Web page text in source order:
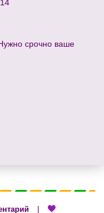
срочно ваше
|